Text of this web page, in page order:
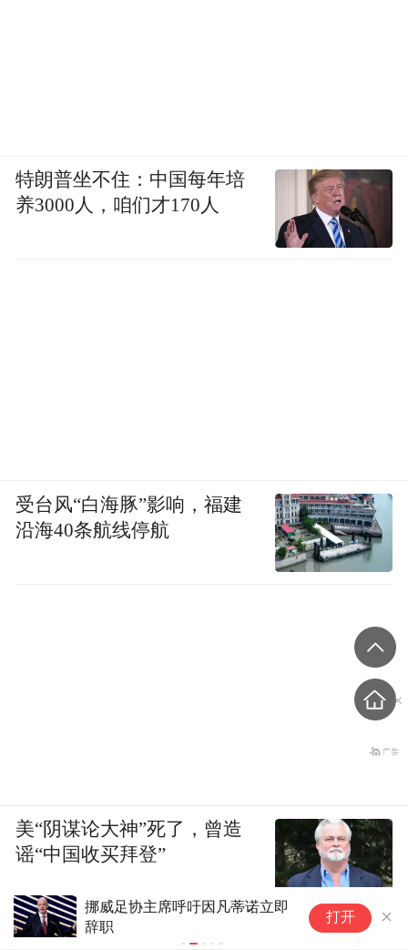
挪威足协主席呼吁因凡蒂诺立即
辞职
打开
特朗普坐不住：中国每年培
养3000人，咱们才170人
受台风“白海豚”影响，福建
沿海40条航线停航
美“阴谋论大神”死了，曾造
谣“中国收买拜登”